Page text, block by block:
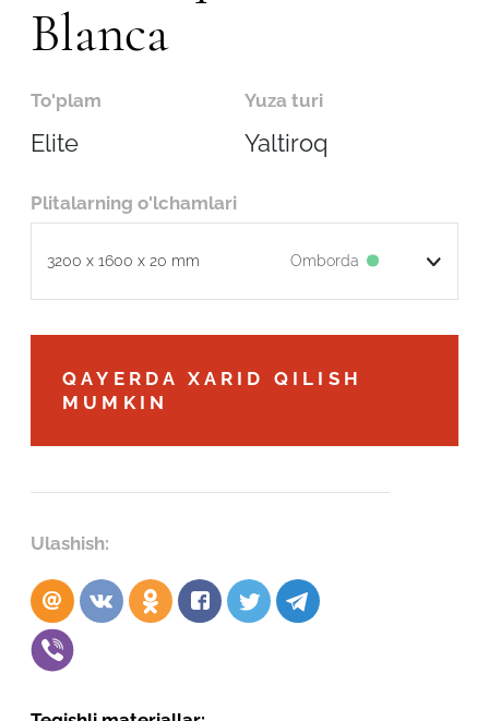
Blanca
To'plam
Elite
Yuza turi
Yaltiroq
Plitalarning o'lchamlari
3200 x 1600 x 20 mm Omborda
QAYERDA XARID QILISH
MUMKIN
Ulashish:
Robot emasligingizni tasdiqlang
ARIZANI YUBORISH
Robot emasligingizni tasdiqlang